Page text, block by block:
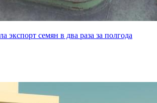
экспорт семян в два раза за полгода